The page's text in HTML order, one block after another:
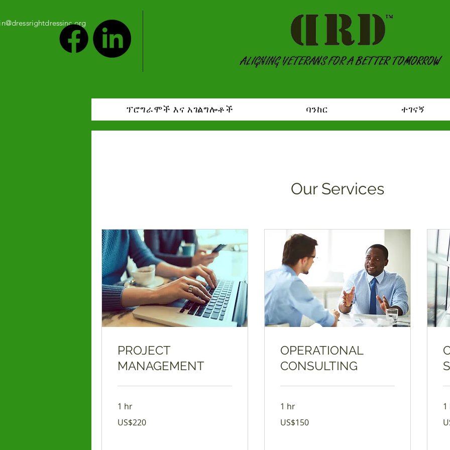
ፕሮግራሞች እና አገልግሎቶች ባንከር ተገናኝ
Our Services
PROJECT
MANAGEMENT
1 hr
የአሜሪካን
US$220
OPERATIONAL
CONSULTING
1 hr
የአሜሪካን
US$150
1